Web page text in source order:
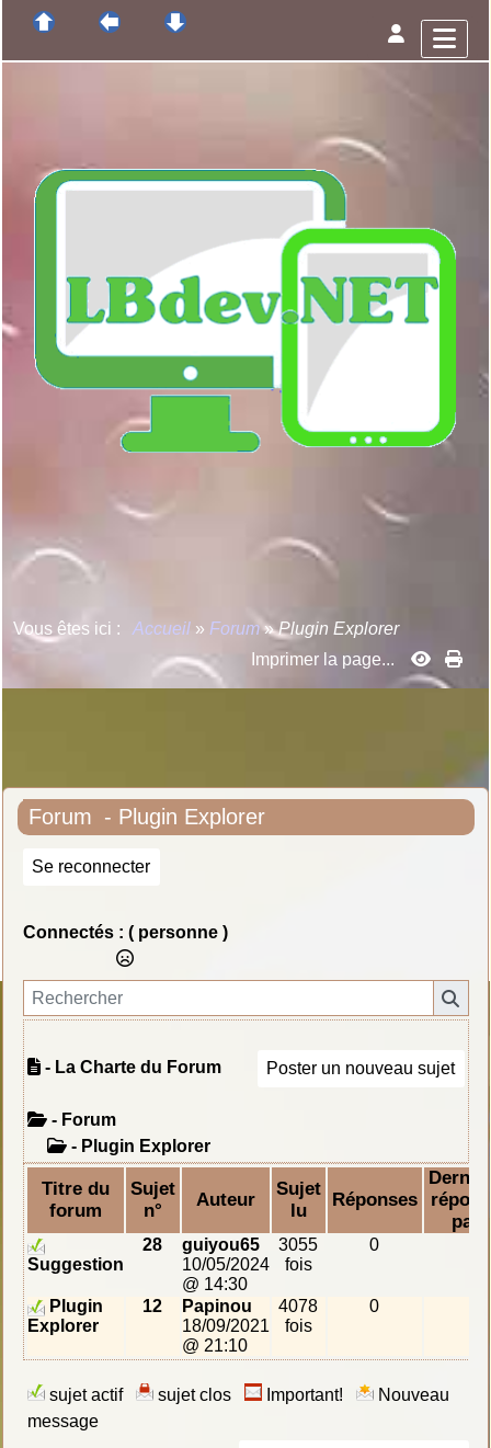
Vous êtes ici : Accueil » Forum»Plugin Explorer
Imprimer la page...
Forum - Plugin Explorer
Se reconnecter
Connectés : ( personne )
- La Charte du Forum
- Forum
- Plugin Explorer
Poster un nouveau sujet
Titre du
forum
Sujet
n°
Auteur
Sujet
lu
Réponses
par
Suggestion
28
guiyou65
10/05/2024
@ 14:30
3055
fois
0
Plugin
Explorer
12
Papinou
18/09/2021
@ 21:10
4078
fois
0
sujet actif sujet clos Important!
Nouveau
message